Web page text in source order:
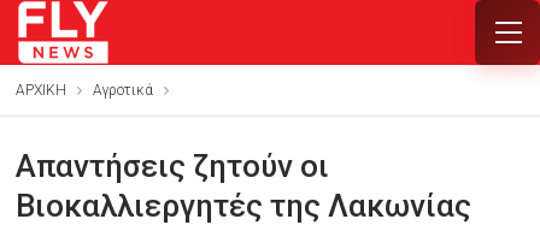
ΑΡΧΙΚΗ Αγροτικά
Απαντήσεις ζητούν οι
Βιοκαλλιεργητές της Λακωνίας